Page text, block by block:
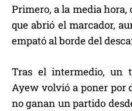
Primero, a la media
que abrió el marcador,
empató al borde del
Tras el intermedio, un
Ayew volvió a poner por
no ganan un partido